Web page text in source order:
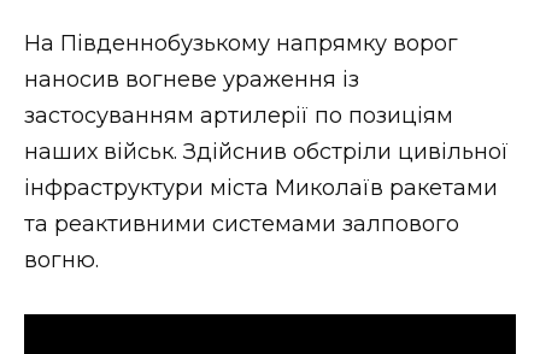
На Південнобузькому напрямку ворог
наносив вогневе ураження із
застосуванням артилерії по позиціям
наших військ. Здійснив обстріли цивільної
інфраструктури міста Миколаїв ракетами
та реактивними системами залпового
вогню.